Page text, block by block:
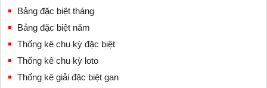
Bảng đặc biệt tháng
Bảng đặc biệt năm
Thống kê chu kỳ đặc biệt
Thống kê chu kỳ loto
Thống kê giải đặc biệt gan